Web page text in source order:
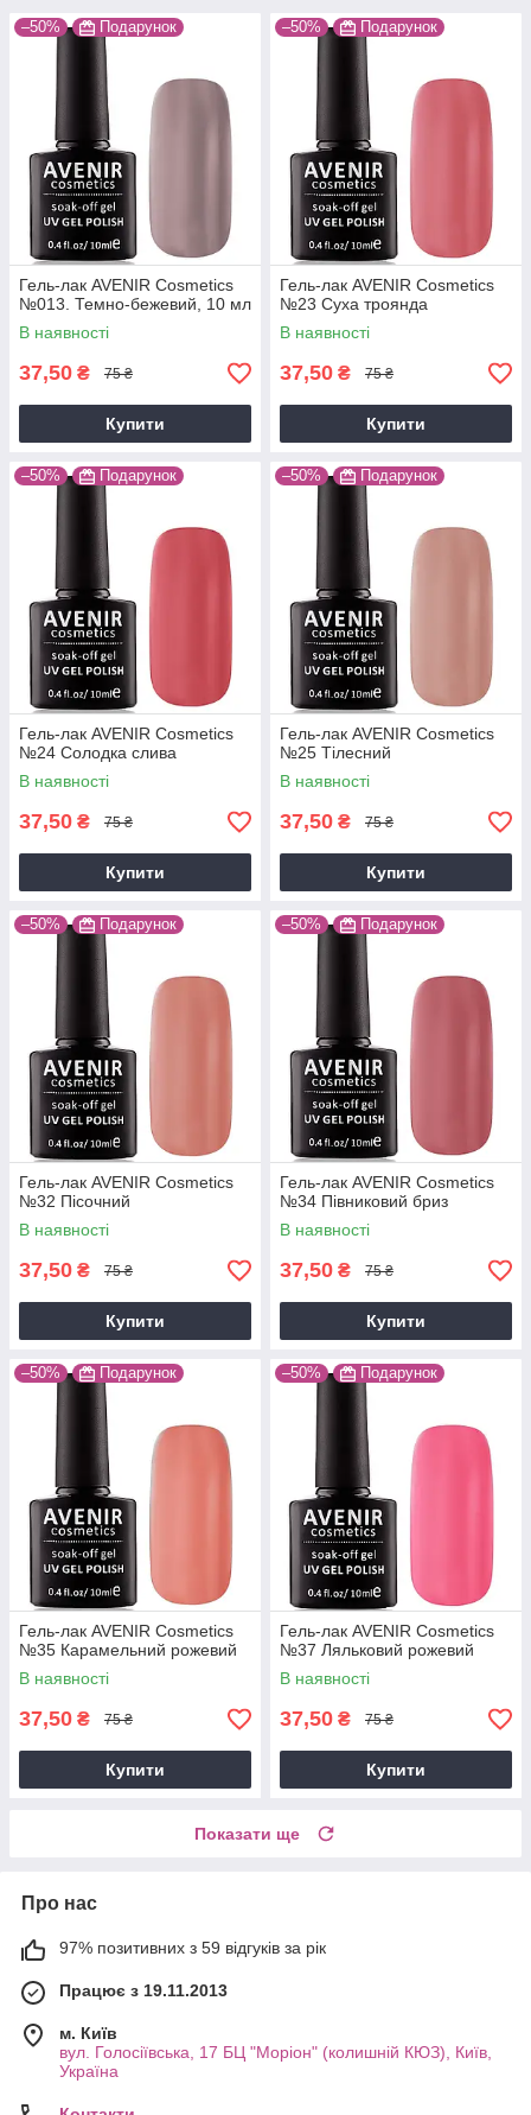
–50% Подарунок
Гель-лак AVENIR Cosmetics
№013. Темно-бежевий, 10 мл
В наявності
37,50 ₴ 75 ₴
Купити
–50% Подарунок
Гель-лак AVENIR Cosmetics
№23 Суха троянда
В наявності
37,50 ₴ 75 ₴
Купити
–50% Подарунок
Гель-лак AVENIR Cosmetics
№24 Солодка слива
В наявності
37,50 ₴ 75 ₴
Купити
–50% Подарунок
Гель-лак AVENIR Cosmetics
№25 Тілесний
В наявності
37,50 ₴ 75 ₴
Купити
–50% Подарунок
Гель-лак AVENIR Cosmetics
№32 Пісочний
В наявності
37,50 ₴ 75 ₴
Купити
–50% Подарунок
Гель-лак AVENIR Cosmetics
№34 Півниковий бриз
В наявності
37,50 ₴ 75 ₴
Купити
–50% Подарунок
Гель-лак AVENIR Cosmetics
№35 Карамельний рожевий
В наявності
37,50 ₴ 75 ₴
Купити
–50% Подарунок
Гель-лак AVENIR Cosmetics
№37 Ляльковий рожевий
В наявності
37,50 ₴ 75 ₴
Купити
Показати ще
Про нас
97% позитивних з 59 відгуків за рік
Працює з 19.11.2013
м. Київ
вул. Голосіївська, 17 БЦ "Моріон" (колишній КЮЗ), Київ,
Україна